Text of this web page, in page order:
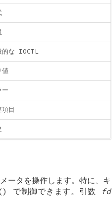
的な IOCTL
値
ー
目
ータを操作します。特に、キ
で制御できます。引数
fd